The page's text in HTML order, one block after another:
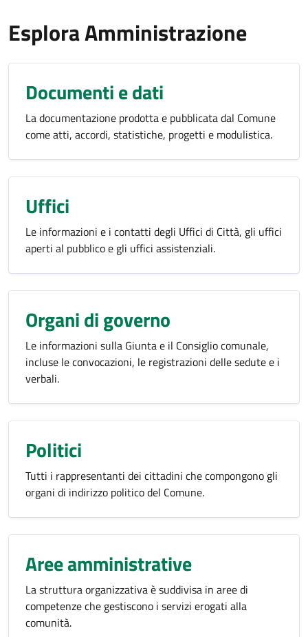
Esplora Amministrazione
Documenti e dati
La documentazione prodotta e pubblicata dal Comune
come atti, accordi, statistiche, progetti e modulistica.
Uffici
Le informazioni e i contatti degli Uffici di Città, gli uffici
aperti al pubblico e gli uffici assistenziali.
Organi di governo
Le informazioni sulla Giunta e il Consiglio comunale,
incluse le convocazioni, le registrazioni delle sedute e i
verbali.
Politici
Tutti i rappresentanti dei cittadini che compongono gli
organi di indirizzo politico del Comune.
Aree amministrative
La struttura organizzativa è suddivisa in aree di
competenze che gestiscono i servizi erogati alla
comunità.